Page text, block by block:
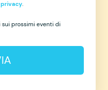
privacy.
prossimi eventi di